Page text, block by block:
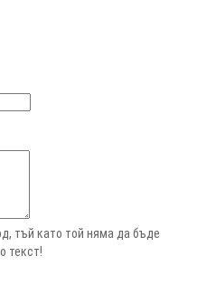
тъй като той няма да бъде
текст!